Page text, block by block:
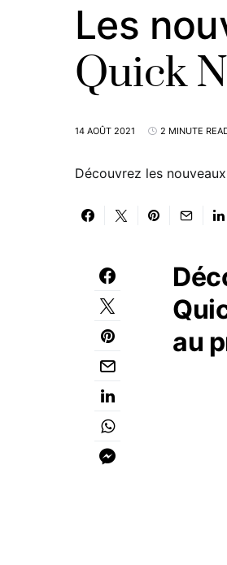
Les
Quick
14 AOÛT 2021 2 MINUTE
Découvrez les
au